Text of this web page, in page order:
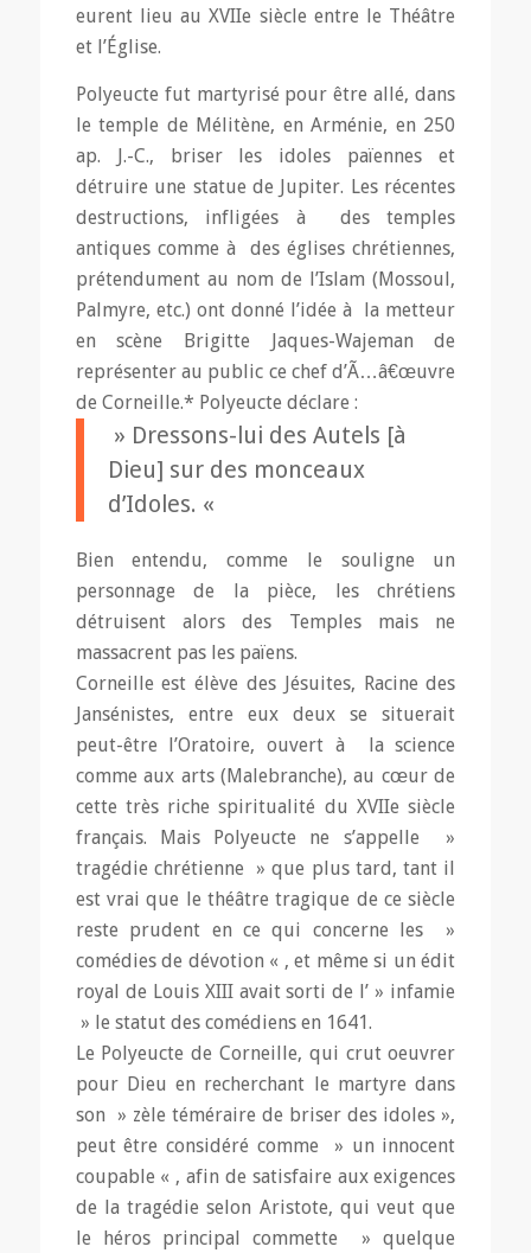
eurent lieu au XVIIe siècle entre le Théâtre
et l’Église.
Polyeucte fut martyrisé pour être allé, dans
le temple de Mélitène, en Arménie, en 250
ap. J.-C., briser les idoles païennes et
détruire une statue de Jupiter. Les récentes
destructions, infligées à des temples
antiques comme à des églises chrétiennes,
prétendument au nom de l’Islam (Mossoul,
Palmyre, etc.) ont donné l’idée à la metteur
en scène Brigitte Jaques-Wajeman de
représenter au public ce chef d’Ã…â€œuvre
de Corneille.* Polyeucte déclare :
» Dressons-lui des Autels [à
Dieu] sur des monceaux
d’Idoles. «
Bien entendu, comme le souligne un
personnage de la pièce, les chrétiens
détruisent alors des Temples mais ne
massacrent pas les païens.
Corneille est élève des Jésuites, Racine des
Jansénistes, entre eux deux se situerait
peut-être l’Oratoire, ouvert à la science
comme aux arts (Malebranche), au cœur de
cette très riche spiritualité du XVIIe siècle
français. Mais Polyeucte ne s’appelle »
tragédie chrétienne » que plus tard, tant il
est vrai que le théâtre tragique de ce siècle
reste prudent en ce qui concerne les »
comédies de dévotion « , et même si un édit
royal de Louis XIII avait sorti de l’ » infamie
» le statut des comédiens en 1641.
Le Polyeucte de Corneille, qui crut oeuvrer
pour Dieu en recherchant le martyre dans
son » zèle téméraire de briser des idoles »,
peut être considéré comme » un innocent
coupable « , afin de satisfaire aux exigences
de la tragédie selon Aristote, qui veut que
le héros principal commette » quelque